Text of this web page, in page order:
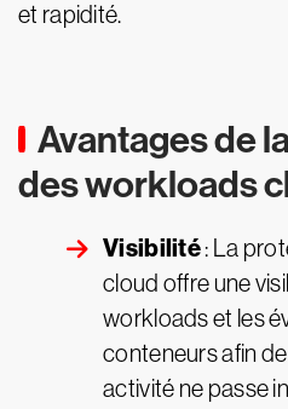
et rapidité.
Avantages de
des workloads
Visibilité: La
cloud offre une
workloads et les
conteneurs afin
activité ne passe